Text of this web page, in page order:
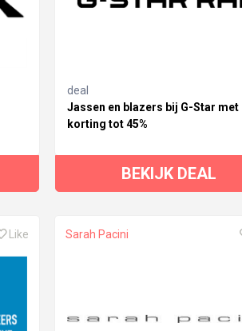
deal
Jassen en blazers bij G-Star met
korting tot 45%
BEKIJK DEAL
Like Sarah Pacini